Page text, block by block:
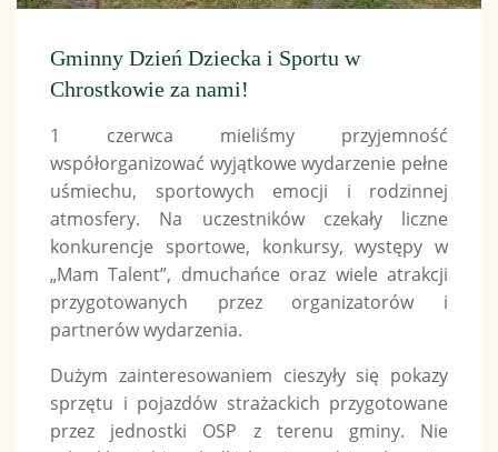
Gminny Dzień Dziecka i Sportu w
Chrostkowie za nami!
1 czerwca mieliśmy przyjemność
współorganizować wyjątkowe wydarzenie pełne
uśmiechu, sportowych emocji i rodzinnej
atmosfery. Na uczestników czekały liczne
konkurencje sportowe, konkursy, występy w
„Mam Talent”, dmuchańce oraz wiele atrakcji
przygotowanych przez organizatorów i
partnerów wydarzenia.
Dużym zainteresowaniem cieszyły się pokazy
sprzętu i pojazdów strażackich przygotowane
przez jednostki OSP z terenu gminy. Nie